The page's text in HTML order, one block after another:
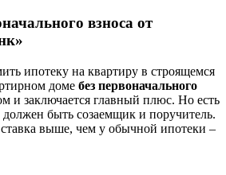
взноса от
ипотеку на квартиру в строящемся
доме без первоначального
и заключается главный плюс. Но есть
быть созаемщик и поручитель.
выше, чем у обычной ипотеки –